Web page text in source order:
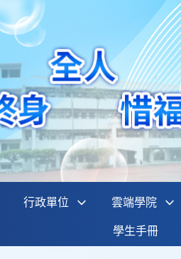
行政單位 雲端學院
學生手冊